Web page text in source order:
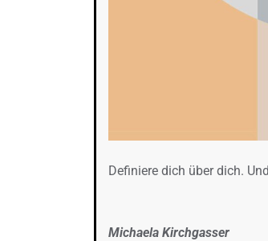
Definiere dich über dich.
Michaela Kirchgasser